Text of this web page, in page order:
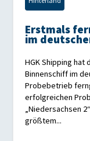
Erstmals
im
HGK Shipping hat
Binnenschiff im
Probebetrieb
erfolgreichen
„Niedersachsen
größtem...